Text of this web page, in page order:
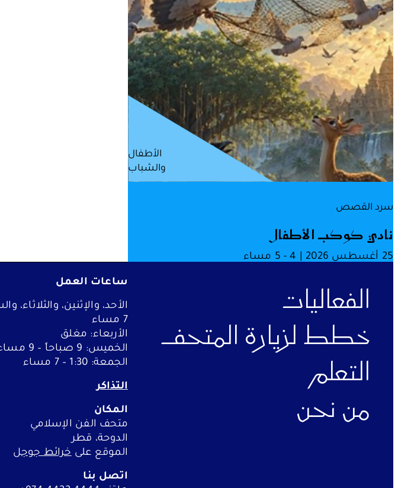
الأطفال
والشباب
سرد القصص
نادي كوكب الأطفال
25 أغسطس 2026 | 4 - 5 مساء
الفعاليات
خطط لزيارة المتحف
التعلم
من نحن
ساعات العمل
7 مساء
الأربعاء: مغلق
الخميس: 9 صباحاً – 9 مساء
الجمعة: 1:30 – 7 مساء
التذاكر
المكان
متحف الفن الإسلامي
الدوحة، قطر
الموقع على خرائط جوجل
اتصل بنا
خطط
التعلم
من
ملفات تعريف الارتباط الوظيفية
هذه الملفات ضرورية لتشغيل الموقع بشكل الصحيح. يرجى العلم أنه لا يمكنك